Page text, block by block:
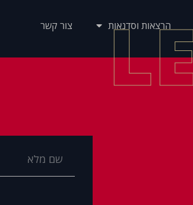
הרצאות וסדנאות צור קשר